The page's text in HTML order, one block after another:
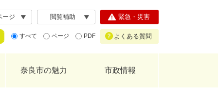
ージ 閲覧補助
すべて ページ PDF
緊急・災害
よくある質問
奈良市の魅力 市政情報